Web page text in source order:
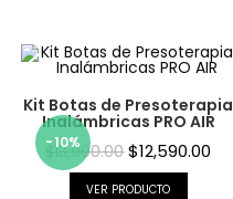
-10%
Kit Botas de Presoterapia
Inalámbricas PRO AIR
13,990.00 $12,590.00
VER PRODUCTO